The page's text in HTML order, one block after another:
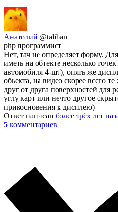
Анатолий @taliban
php программист
Нет, тач не определяет форму.
иметь на обтекте несколько
автомобиля 4-шт), опять же
обьекта, на видео скорее всего
друг от друга поверхностей для
углу карт или нечто другое
прикосновения к дисплею)
Ответ написан более трёх лет
5 комментариев